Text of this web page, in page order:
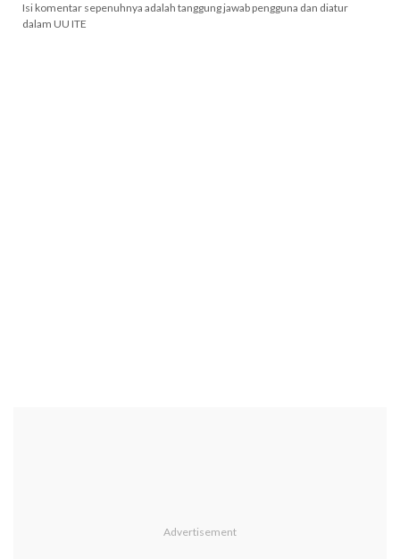
Isi komentar sepenuhnya adalah tanggung jawab pengguna dan diatur
dalam UU ITE